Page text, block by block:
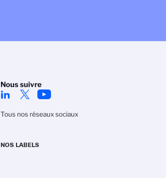
Nous suivre
Tous nos réseaux sociaux
NOS LABELS